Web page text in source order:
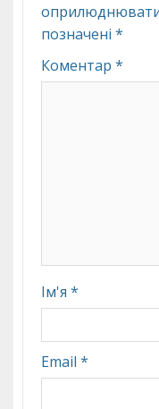
позначені *
Коментар *
Ім'я *
Email *